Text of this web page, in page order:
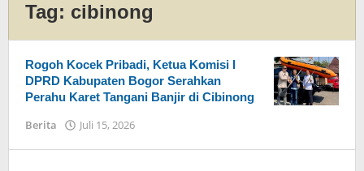
Tag: cibinong
Rogoh Kocek Pribadi, Ketua Komisi I
DPRD Kabupaten Bogor Serahkan
Perahu Karet Tangani Banjir di Cibinong
Berita Juli 15, 2026